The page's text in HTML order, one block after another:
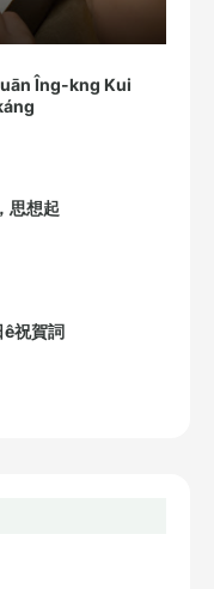
Îng-kng Kui
思想起
祝賀詞